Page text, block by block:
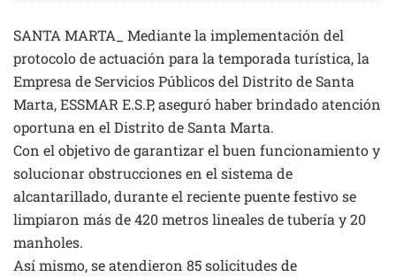
SANTA MARTA_ Mediante la implementación del
protocolo de actuación para la temporada turística, la
Empresa de Servicios Públicos del Distrito de Santa
Marta, ESSMAR E.S.P, aseguró haber brindado atención
oportuna en el Distrito de Santa Marta.
Con el objetivo de garantizar el buen funcionamiento y
solucionar obstrucciones en el sistema de
alcantarillado, durante el reciente puente festivo se
limpiaron más de 420 metros lineales de tubería y 20
manholes.
Así mismo, se atendieron 85 solicitudes de